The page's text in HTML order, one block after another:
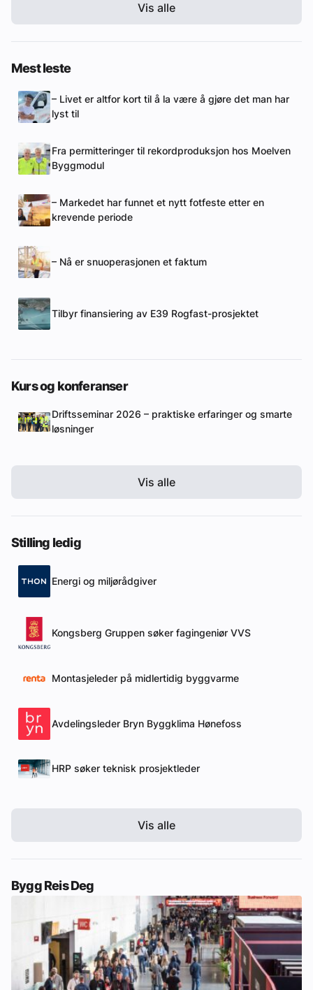
Vis alle
Mest leste
– Livet er altfor kort til å la være å gjøre det man har
lyst til
Fra permitteringer til rekordproduksjon hos Moelven
Byggmodul
– Markedet har funnet et nytt fotfeste etter en
krevende periode
– Nå er snuoperasjonen et faktum
Tilbyr finansiering av E39 Rogfast-prosjektet
Kurs og konferanser
Driftsseminar 2026 – praktiske erfaringer og smarte
løsninger
Vis alle
Stilling ledig
Energi og miljørådgiver
Kongsberg Gruppen søker fagingeniør VVS
Montasjeleder på midlertidig byggvarme
Avdelingsleder Bryn Byggklima Hønefoss
HRP søker teknisk prosjektleder
Vis alle
Bygg Reis Deg